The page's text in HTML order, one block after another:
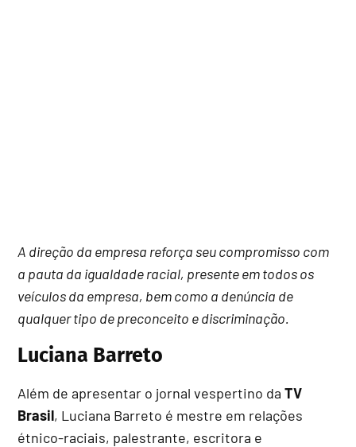
A direção da empresa reforça seu compromisso com
a pauta da igualdade racial, presente em todos os
veículos da empresa, bem como a denúncia de
qualquer tipo de preconceito e discriminação.
Luciana Barreto
Além de apresentar o jornal vespertino daTV
Brasil, Luciana Barreto é mestre em relações
étnico-raciais, palestrante, escritora e